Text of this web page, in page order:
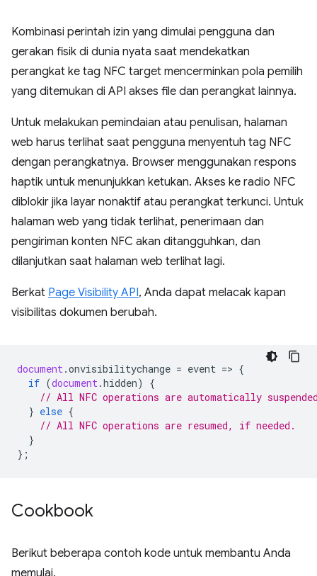
Kombinasi perintah izin yang dimulai pengguna dan
gerakan fisik di dunia nyata saat mendekatkan
perangkat ke tag NFC target mencerminkan pola pemilih
yang ditemukan di API akses file dan perangkat lainnya.
Untuk melakukan pemindaian atau penulisan, halaman
web harus terlihat saat pengguna menyentuh tag NFC
dengan perangkatnya. Browser menggunakan respons
haptik untuk menunjukkan ketukan. Akses ke radio NFC
diblokir jika layar nonaktif atau perangkat terkunci. Untuk
halaman web yang tidak terlihat, penerimaan dan
pengiriman konten NFC akan ditangguhkan, dan
dilanjutkan saat halaman web terlihat lagi.
Berkat Page Visibility API, Anda dapat melacak kapan
visibilitas dokumen berubah.
document.onvisibilitychange = event => {
if (document.hidden)
{
// All NFC operations are automatically
} else {
// All NFC operations are resumed, if needed.
}
};
Cookbook
Berikut beberapa contoh kode untuk membantu Anda